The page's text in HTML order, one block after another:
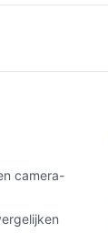
camera-